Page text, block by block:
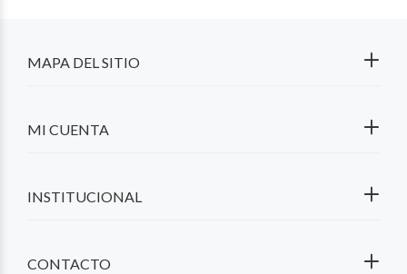
MAPA DEL SITIO
MI CUENTA
INSTITUCIONAL
CONTACTO